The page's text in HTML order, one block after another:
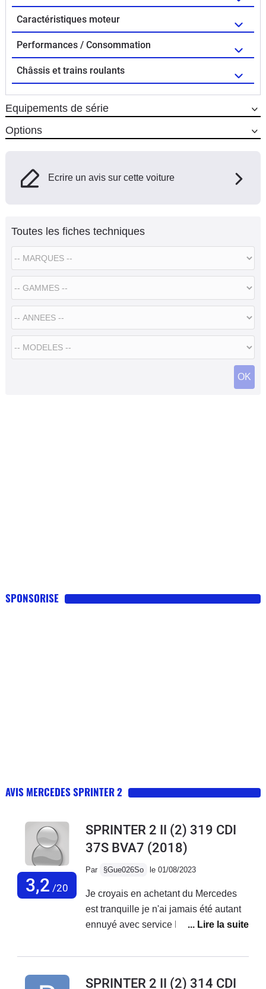
Caractéristiques moteur
Performances / Consommation
Châssis et trains roulants
Equipements de série
Options
Ecrire un avis sur cette voiture
Toutes les fiches techniques
SPONSORISE
AVIS MERCEDES SPRINTER 2
3,2 /20
SPRINTER 2 II (2) 319 CDI
37S BVA7 (2018)
Par §Gue026So le 01/08/2023
Je croyais en achetant du Mercedes
est tranquille je n'ai jamais été autant
ennuyé avec service Mercedes France
je reste avec mes problèmes sur le
mois avec 20000 kmBatterie qui a
SPRINTER 2 II (2) 314 CDI